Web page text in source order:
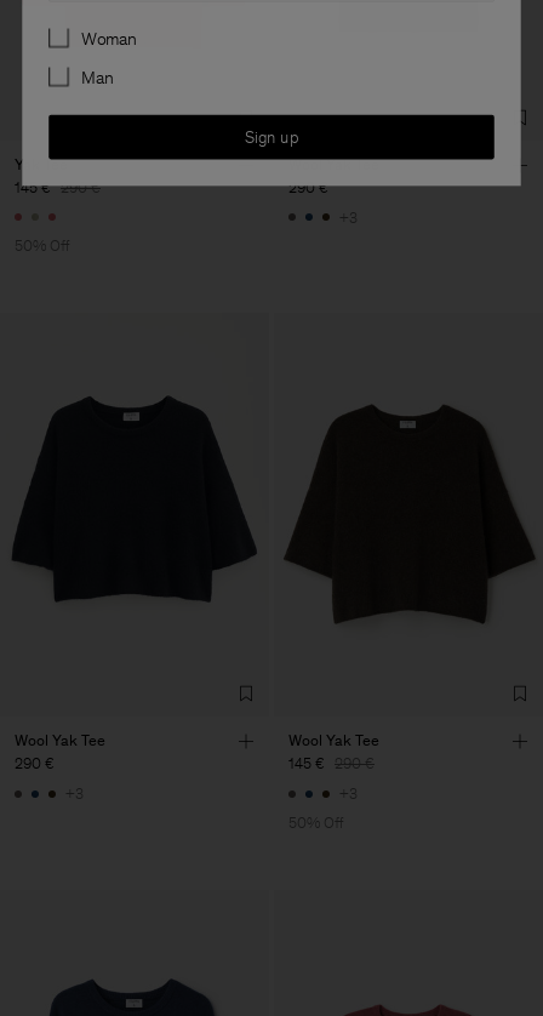
Yak Tee
145 € 290 €
50% Off
Wool Yak Tee
290 €
+3
Wool Yak Tee
290 €
+3
Wool Yak Tee
145 € 290 €
+3
50% Off
Preferences
Woman
Man
Sign up